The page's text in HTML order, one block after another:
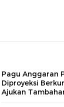
Pagu Anggaran
Diproyeksi
Ajukan